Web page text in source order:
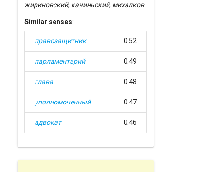
жириновский, качиньский, михалков
Similar senses:
правозащитник 0.52
парламентарий 0.49
глава 0.48
уполномоченный 0.47
адвокат 0.46